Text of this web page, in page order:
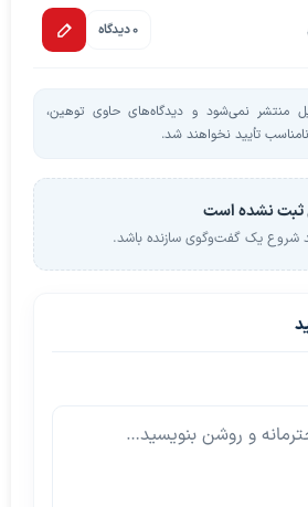
0 دیدگاه
منتشر نمی‌شود و دیدگاه‌های حاوی توهین،
نامناسب تأیید نخواهند شد.
ثبت نشده است
شروع یک گفت‌وگوی سازنده باشد.